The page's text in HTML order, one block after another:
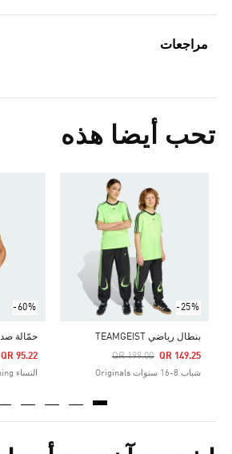
مراجعات
تحب أيضا هذه
-25%
بنطال رياضي TEAMGEIST
Price Reduced From
QR 199.00
To QR 149.25
شباب 8-16 سنوات Originals
-60%
QR 95.22
النساء Gym & Training